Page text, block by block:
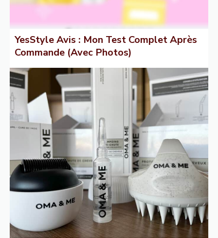
YesStyle Avis : Mon Test Complet Après
Commande (Avec Photos)